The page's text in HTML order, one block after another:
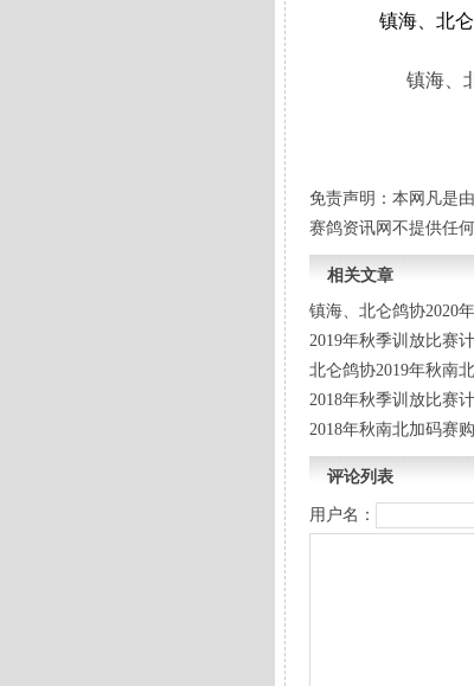
镇海、北
镇海、
免责声明：本网凡是
赛鸽资讯网不提供任
相关文章
镇海、北仑鸽协2020
2019年秋季训放比赛
北仑鸽协2019年秋南
2018年秋季训放比赛
2018年秋南北加码赛
评论列表
用户名：